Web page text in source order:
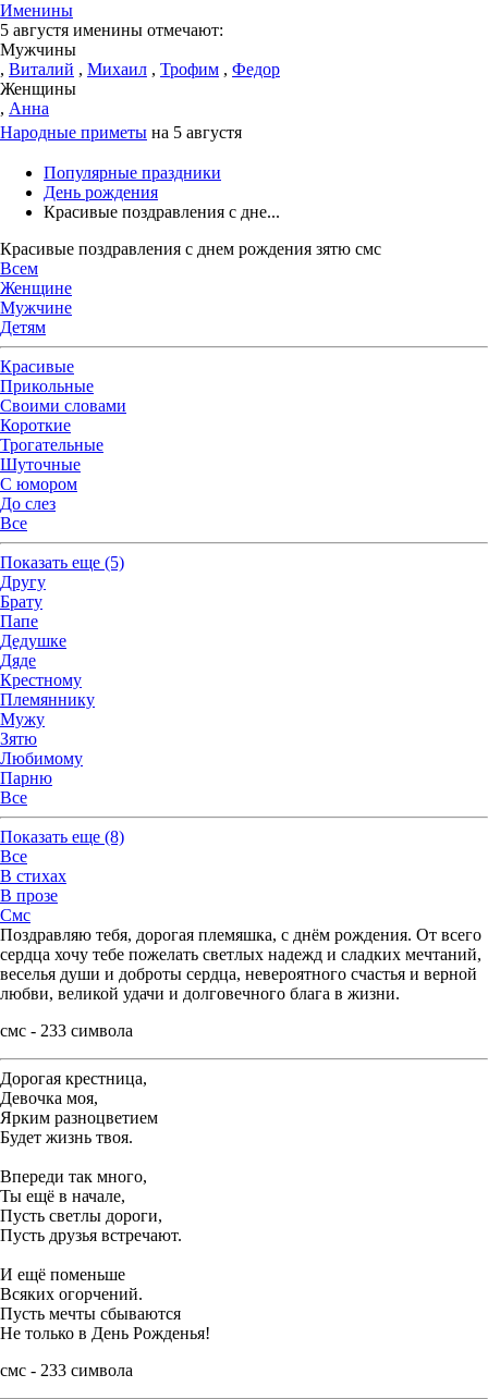
Именины
5 августя именины отмечают:
Мужчины
, Виталий , Михаил , Трофим , Федор
Женщины
, Анна
Народные приметы на 5 августя
Популярные праздники
День рождения
Красивые поздравления с дне...
Красивые поздравления с днем рождения зятю смс
Всем
Женщине
Мужчине
Детям
Красивые
Прикольные
Своими словами
Короткие
Трогательные
Шуточные
С юмором
До слез
Все
Показать еще (5)
Другу
Брату
Папе
Дедушке
Дяде
Крестному
Племяннику
Мужу
Зятю
Любимому
Парню
Все
Показать еще (8)
Все
В стихах
В прозе
Смс
Поздравляю тебя, дорогая племяшка, с днём рождения. От всего
сердца хочу тебе пожелать светлых надежд и сладких мечтаний,
веселья души и доброты сердца, невероятного счастья и верной
любви, великой удачи и долговечного блага в жизни.
смс - 233 символа
Дорогая крестница,
Девочка моя,
Ярким разноцветием
Будет жизнь твоя.
Впереди так много,
Ты ещё в начале,
Пусть светлы дороги,
Пусть друзья встречают.
И ещё поменьше
Всяких огорчений.
Пусть мечты сбываются
Не только в День Рожденья!
смс - 233 символа